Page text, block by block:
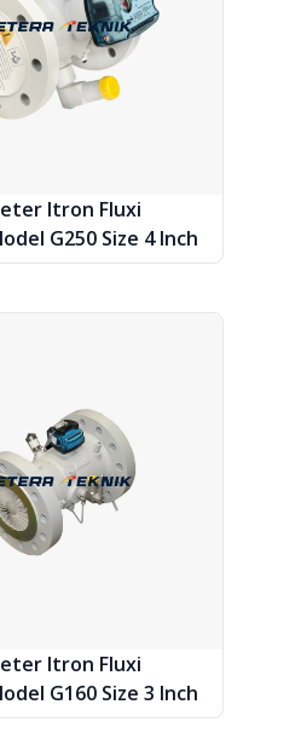
Itron Fluxi
G250 Size 4 Inch
Itron Fluxi
G160 Size 3 Inch